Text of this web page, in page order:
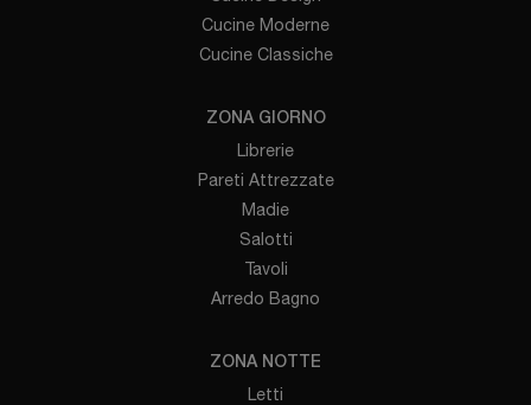
Cucine Moderne
Cucine Classiche
ZONA GIORNO
Librerie
Pareti Attrezzate
Madie
Salotti
Tavoli
Arredo Bagno
ZONA NOTTE
Letti